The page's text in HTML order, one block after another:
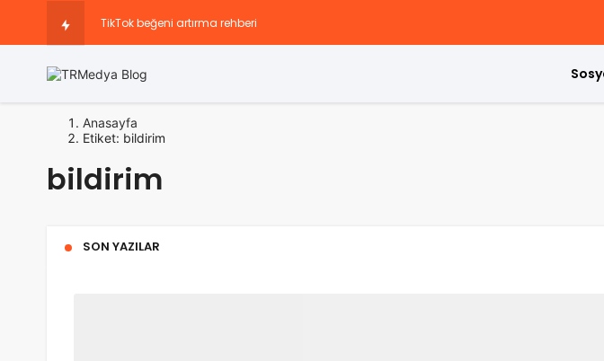
TikTok beğeni artırma rehberi
Snapchat Doğrulama Kodu Eski Numarama Gidiyor
Instagram Story Görüntülenme Yükseltme Önerileri Nelerdir?
Anasayfa
Etiket: bildirim
bildirim
SON YAZILAR